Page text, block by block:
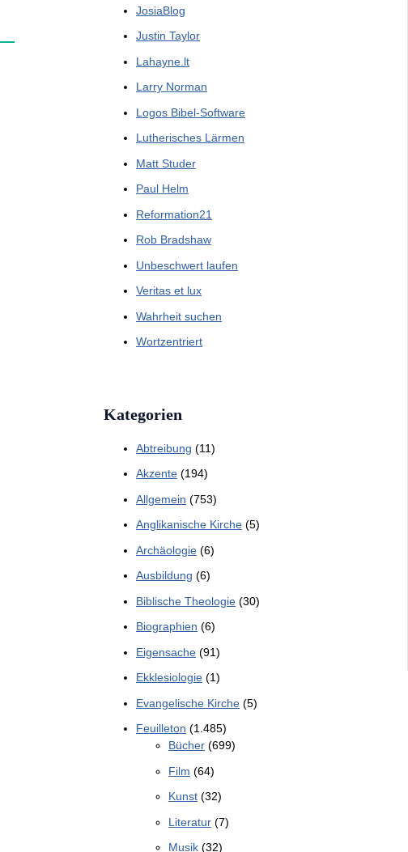
JosiaBlog
Justin Taylor
Lahayne.lt
Larry Norman
Logos Bibel-Software
Lutherisches Lärmen
Matt Studer
Paul Helm
Reformation21
Rob Bradshaw
Unbeschwert laufen
Veritas et lux
Wahrheit suchen
Wortzentriert
Kategorien
Abtreibung (11)
Akzente (194)
Allgemein (753)
Anglikanische Kirche (5)
Archäologie (6)
Ausbildung (6)
Biblische Theologie (30)
Biographien (6)
Eigensache (91)
Ekklesiologie (1)
Evangelische Kirche (5)
Feuilleton (1.485)
Bücher (699)
Film (64)
Kunst (32)
Literatur (7)
Musik (32)